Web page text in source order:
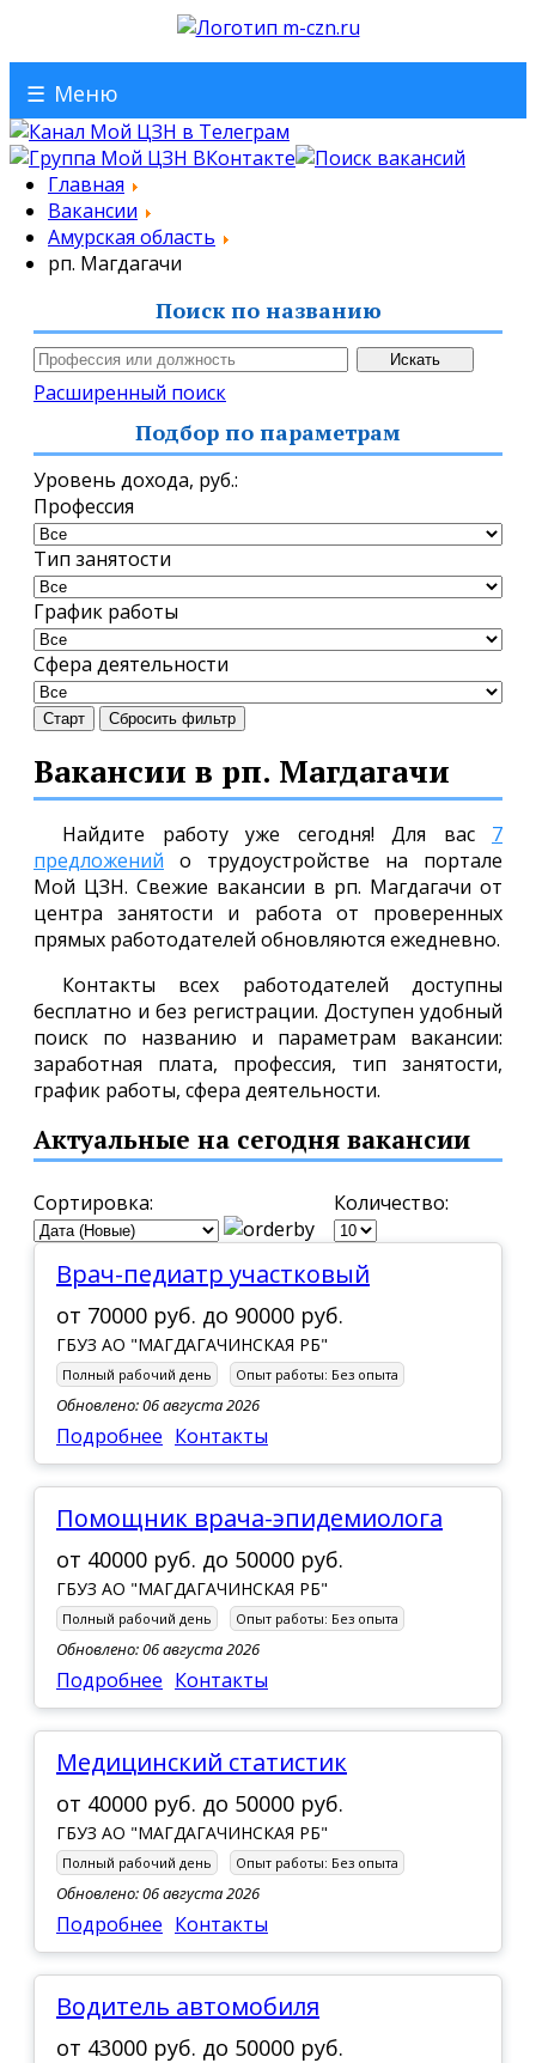
☰ Меню
Главная
Вакансии
Амурская область
рп. Магдагачи
Поиск по названию
Расширенный поиск
Подбор по параметрам
Уровень дохода, руб.:
Профессия
Тип занятости
График работы
Сфера деятельности
Старт Сбросить фильтр
Вакансии в рп. Магдагачи
Найдите работу уже сегодня! Для вас 7
предложений о трудоустройстве на портале
Мой ЦЗН. Свежие вакансии в рп. Магдагачи от
центра занятости и работа от проверенных
прямых работодателей обновляются ежедневно.
Контакты всех работодателей доступны
бесплатно и без регистрации. Доступен удобный
поиск по названию и параметрам вакансии:
заработная плата, профессия, тип занятости,
график работы, сфера деятельности.
Актуальные на сегодня вакансии
Сортировка: Количество:
Врач-педиатр участковый
от 70000 руб. до 90000 руб.
ГБУЗ АО "МАГДАГАЧИНСКАЯ РБ"
Полный рабочий день Опыт работы: Без опыта
Обновлено: 06 августа 2026
Подробнее Контакты
Помощник врача-эпидемиолога
от 40000 руб. до 50000 руб.
ГБУЗ АО "МАГДАГАЧИНСКАЯ РБ"
Полный рабочий день Опыт работы: Без опыта
Обновлено: 06 августа 2026
Подробнее Контакты
Медицинский статистик
от 40000 руб. до 50000 руб.
ГБУЗ АО "МАГДАГАЧИНСКАЯ РБ"
Полный рабочий день Опыт работы: Без опыта
Обновлено: 06 августа 2026
Подробнее Контакты
Водитель автомобиля
от 43000 руб. до 50000 руб.